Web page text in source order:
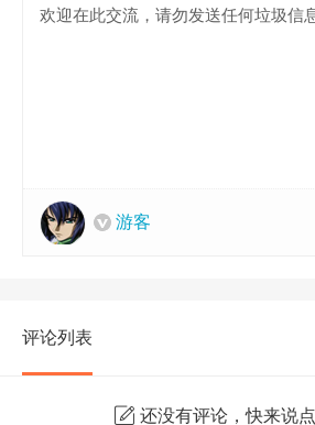
游客
评论列表
还没有评论，快来说